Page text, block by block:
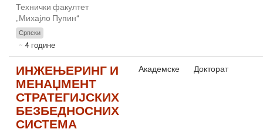
Технички факултет
„Михајло Пупин“
Српски
4 године
ИНЖЕЊЕРИНГ И
МЕНАЏМЕНТ
СТРАТЕГИЈСКИХ
БЕЗБЕДНОСНИХ
СИСТЕМА
Академске Докторат